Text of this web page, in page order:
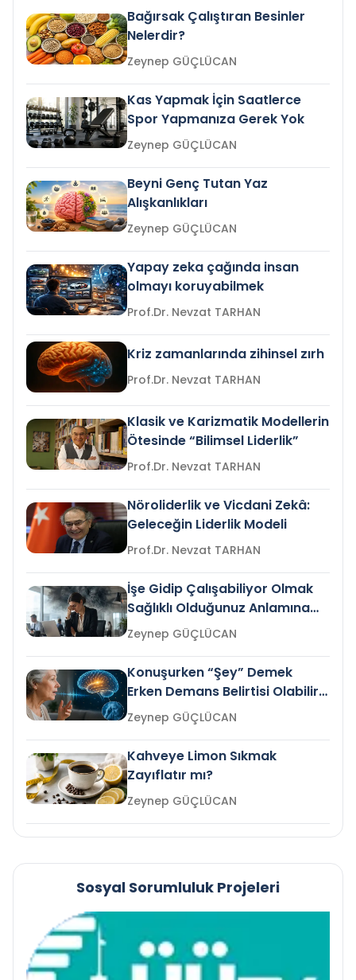
Bağırsak Çalıştıran Besinler
Nelerdir?
Zeynep GÜÇLÜCAN
Kas Yapmak İçin Saatlerce
Spor Yapmanıza Gerek Yok
Zeynep GÜÇLÜCAN
Beyni Genç Tutan Yaz
Alışkanlıkları
Zeynep GÜÇLÜCAN
Yapay zeka çağında insan
olmayı koruyabilmek
Prof.Dr. Nevzat TARHAN
Kriz zamanlarında zihinsel zırh
Prof.Dr. Nevzat TARHAN
Klasik ve Karizmatik Modellerin
Ötesinde “Bilimsel Liderlik”
Prof.Dr. Nevzat TARHAN
Nöroliderlik ve Vicdani Zekâ:
Geleceğin Liderlik Modeli
Prof.Dr. Nevzat TARHAN
İşe Gidip Çalışabiliyor Olmak
Sağlıklı Olduğunuz Anlamına
Gelir mi?Zeynep GÜÇLÜCAN
Konuşurken “Şey” Demek
Erken Demans Belirtisi Olabilir
mi?
Zeynep GÜÇLÜCAN
Kahveye Limon Sıkmak
Zayıflatır mı?
Zeynep GÜÇLÜCAN
Sosyal Sorumluluk Projeleri